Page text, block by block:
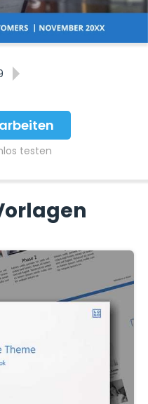
testen